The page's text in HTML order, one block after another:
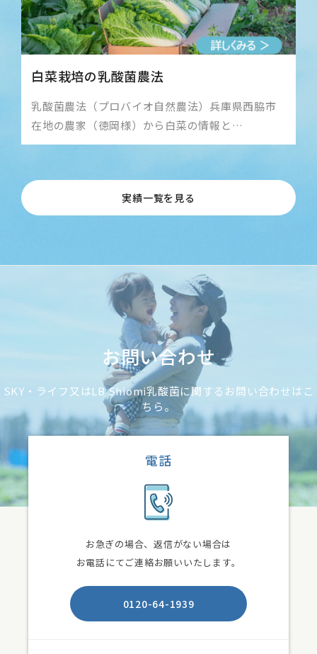
白菜栽培の乳酸菌農法
乳酸菌農法（プロバイオ自然農法）兵庫県西脇市
在地の農家（徳岡様）から白菜の情報と…
実績一覧を見る
お問い合わせ
SKY・ライフ又はLB Shiomi乳酸菌に関するお問い合わせはこ
ちら。
電話
お急ぎの場合、返信がない場合は
お電話にてご連絡お願いいたします。
0120-64-1939